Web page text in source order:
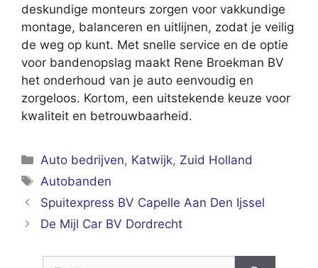
deskundige monteurs zorgen voor vakkundige
montage, balanceren en uitlijnen, zodat je veilig
de weg op kunt. Met snelle service en de optie
voor bandenopslag maakt Rene Broekman BV
het onderhoud van je auto eenvoudig en
zorgeloos. Kortom, een uitstekende keuze voor
kwaliteit en betrouwbaarheid.
Categorieën
Auto bedrijven, Katwijk, Zuid Holland
Tags
Autobanden
Spuitexpress BV Capelle Aan Den Ijssel
De Mijl Car BV Dordrecht